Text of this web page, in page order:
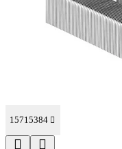
15715384